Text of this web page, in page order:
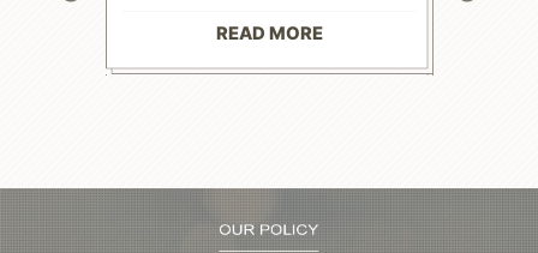
READ MORE